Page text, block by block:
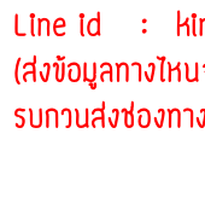
Line id :
(ส่งข้อมูลทางไห
รบกวนส่งช่องท